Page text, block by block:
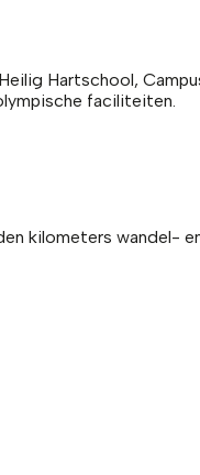
Hartschool,
faciliteiten.
kilometers wandel-